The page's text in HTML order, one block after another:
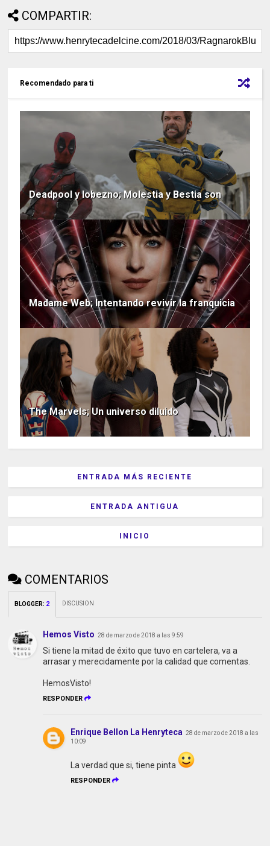
COMPARTIR:
Recomendado para ti
Deadpool y lobezno; Molestia y Bestia son
Madame Web; Intentando revivir la franquicia
The Marvels; Un universo diluido
ENTRADA MÁS RECIENTE
ENTRADA ANTIGUA
INICIO
COMENTARIOS
BLOGGER: 2 DISCUSION
Hemos Visto 28 de marzo de 2018 a las 9:59
Si tiene la mitad de éxito que tuvo en cartelera, va a
arrasar y merecidamente por la calidad que comentas.
HemosVisto!
RESPONDER
Enrique Bellon La Henryteca 28 de marzo de 2018 a las
10:09
La verdad que si, tiene pinta
RESPONDER